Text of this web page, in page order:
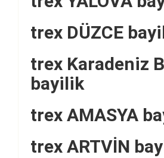
trex DÜZCE
trex Karadeniz
bayilik
trex AMASYA
trex ARTVİN